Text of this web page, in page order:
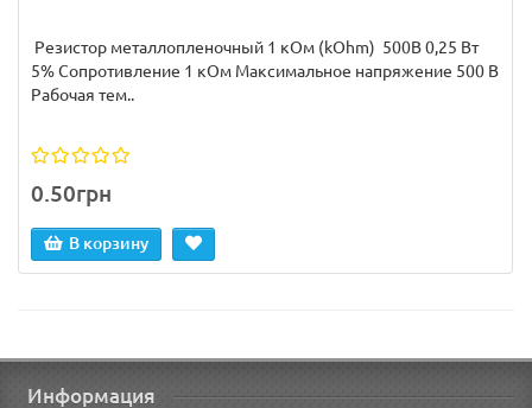
Резистор металлопленочный 1 кОм (kOhm) 500В 0,25 Вт
5% Сопротивление 1 кОм Максимальное напряжение 500 В
Рабочая тем..
0.50грн
В корзину
Информация